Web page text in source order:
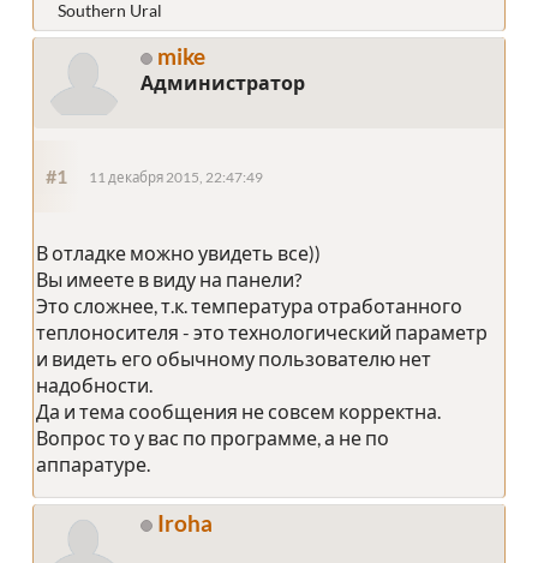
Southern Ural
mike
Администратор
#1 11 декабря 2015, 22:47:49
В отладке можно увидеть все))
Вы имеете в виду на панели?
Это сложнее, т.к. температура отработанного
теплоносителя - это технологический параметр
и видеть его обычному пользователю нет
надобности.
Да и тема сообщения не совсем корректна.
Вопрос то у вас по программе, а не по
аппаратуре.
Iroha